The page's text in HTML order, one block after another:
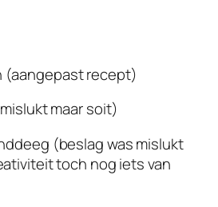
(aangepast recept)
maar soit)
(beslag was mislukt
toch nog iets van